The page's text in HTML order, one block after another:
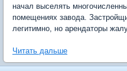
начал выселять
помещениях завода.
легитимно, но арендаторы
Читать дальше